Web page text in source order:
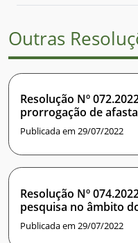
Outras
Resolução Nº
prorrogação de
Publicada em 29/07/2022
Resolução Nº
pesquisa no âmbito
Publicada em 29/07/2022